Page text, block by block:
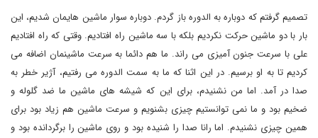
تصمیم گرفتم که دوباره به الدوره باز گردم. دوباره سوار ماشین هایمان شدیم، این
بار با دو ماشین حرکت نکردیم بلکه با سه ماشین راه افتادیم. وقتی که راه افتادیم
علی با سرعت جنون آمیزی می راند. ما هم دائما به سرعت ماشینمان اضافه می
کردیم تا به او برسیم. در این اثنا که ما به سمت الدوره می رفتیم، آژیر خطر به
صدا در آمد. اما من نشنیدم، برای این که شیشه های ماشین ما ضد گلوله و
ضخیم بود و ما نمی توانستیم چیزی بشنویم و سرعت ماشین هم زیاد بود برای
همین چیزی نشنیدم. اما رانا صدا را شنیده بود و روی ماشین را برگردانده بود و